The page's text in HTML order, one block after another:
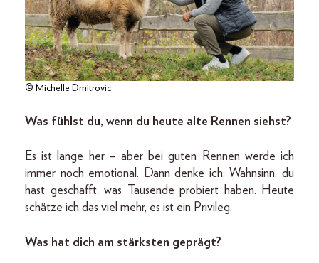
© Michelle Dmitrovic
Was fühlst du, wenn du heute alte Rennen siehst?
Es ist lange her – aber bei guten Rennen werde ich
immer noch emotional. Dann denke ich: Wahnsinn, du
hast geschafft, was Tausende probiert haben. Heute
schätze ich das viel mehr, es ist ein Privileg.
Was hat dich am stärksten geprägt?